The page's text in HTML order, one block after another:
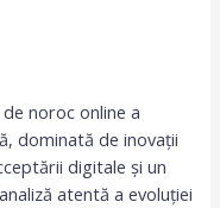
noroc online a
dominată de inovații
digitale și un
atentă a evoluției